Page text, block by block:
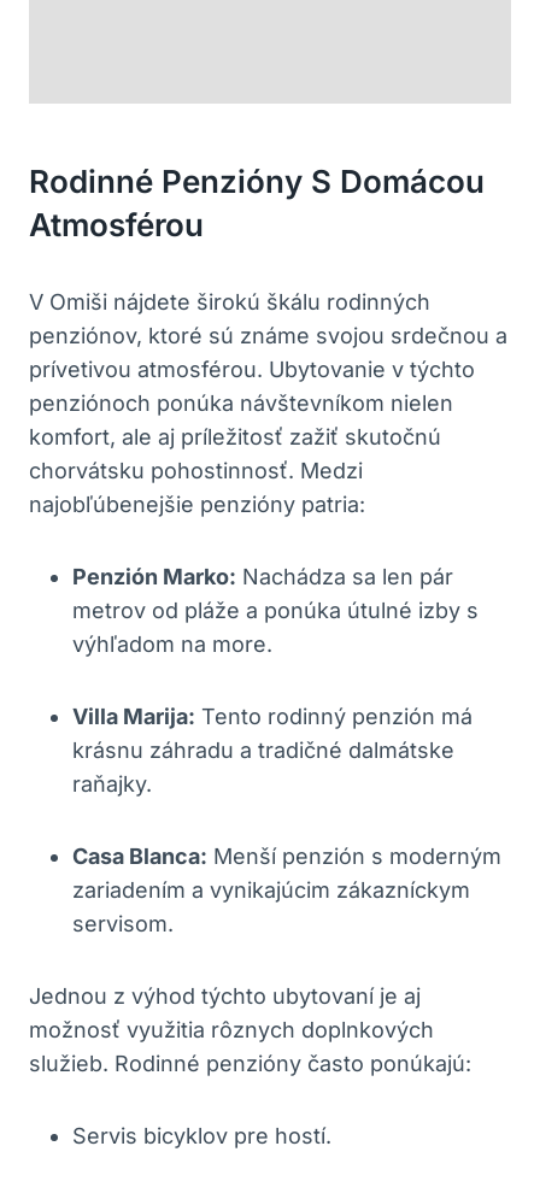
Rodinné Penzióny S Domácou
Atmosférou
V Omiši nájdete širokú škálu rodinných
penziónov, ktoré sú známe svojou srdečnou a
prívetivou atmosférou. Ubytovanie v týchto
penziónoch ponúka návštevníkom nielen
komfort, ale aj príležitosť zažiť skutočnú
chorvátsku pohostinnosť. Medzi
najobľúbenejšie penzióny patria:
Penzión Marko: Nachádza sa len pár
metrov od pláže a ponúka útulné izby s
výhľadom na more.
Villa Marija: Tento rodinný penzión má
krásnu záhradu a tradičné dalmátske
raňajky.
Casa Blanca: Menší penzión s moderným
zariadením a vynikajúcim zákazníckym
servisom.
Jednou z výhod týchto ubytovaní je aj
možnosť využitia rôznych doplnkových
služieb. Rodinné penzióny často ponúkajú:
Servis bicyklov pre hostí.